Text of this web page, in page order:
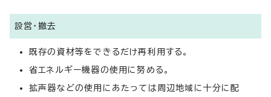
設営・撤去
既存の資材等をできるだけ再利用する。
省エネルギー機器の使用に努める。
拡声器などの使用にあたっては周辺地域に十分に配